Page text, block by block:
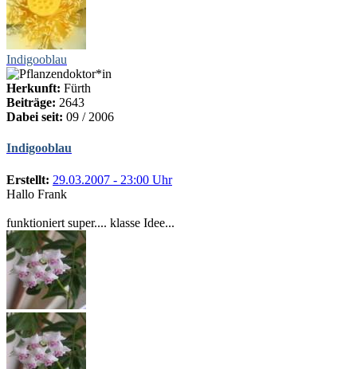
Indigooblau
Herkunft: Fürth
Beiträge: 2643
Dabei seit: 09 / 2006
Indigooblau
Erstellt: 29.03.2007 - 23:00 Uhr
Hallo Frank
funktioniert super.... klasse Idee...